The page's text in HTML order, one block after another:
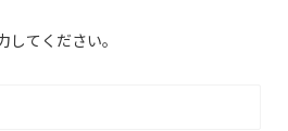
てください。